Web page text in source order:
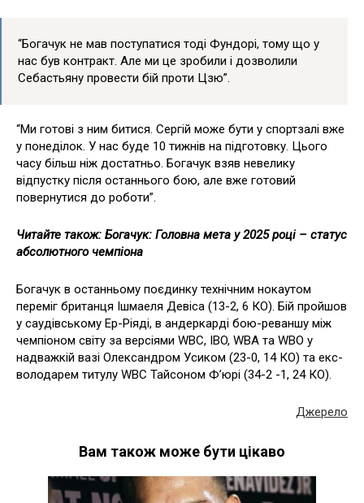
“Богачук не мав поступатися тоді Фундорі, тому що у
нас був контракт. Але ми це зробили і дозволили
Себастьяну провести бій проти Цзю”.
“Ми готові з ним битися. Сергій може бути у спортзалі вже
у понеділок. У нас буде 10 тижнів на підготовку. Цього
часу більш ніж достатньо. Богачук взяв невелику
відпустку після останнього бою, але вже готовий
повернутися до роботи”.
Читайте також: Богачук: Головна мета у 2025 році – статус
абсолютного чемпіона
Богачук в останньому поєдинку технічним нокаутом
переміг британця Ішмаеля Девіса (13-2, 6 КО). Бій пройшов
у саудівському Ер-Ріяді, в андеркарді бою-реваншу між
чемпіоном світу за версіями WBC, IBO, WBA та WBO у
надважкій вазі Олександром Усиком (23-0, 14 КО) та екс-
володарем титулу WBC Тайсоном Ф’юрі (34-2 -1, 24 КО).
Джерело
Вам також може бути цікаво